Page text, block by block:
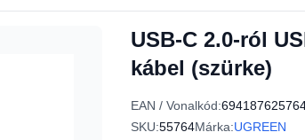
USB-C 2.0-ról
kábel (szürke)
EAN / Vonalkód:
SKU:55764Márka:UGREEN